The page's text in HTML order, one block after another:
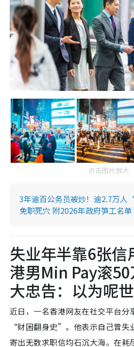
点击图片放大
3年逾百公务员被炒！逾2.7万
免职死穴 附2026年政府笋工名单
失业年半靠6张信
港男Min Pay滚
大忠告：以为呢
近日，一名香港网友在社交平台分
“财困翻身史”。他表示自己曾失
寄出无数求职信均石沉大海。在耗